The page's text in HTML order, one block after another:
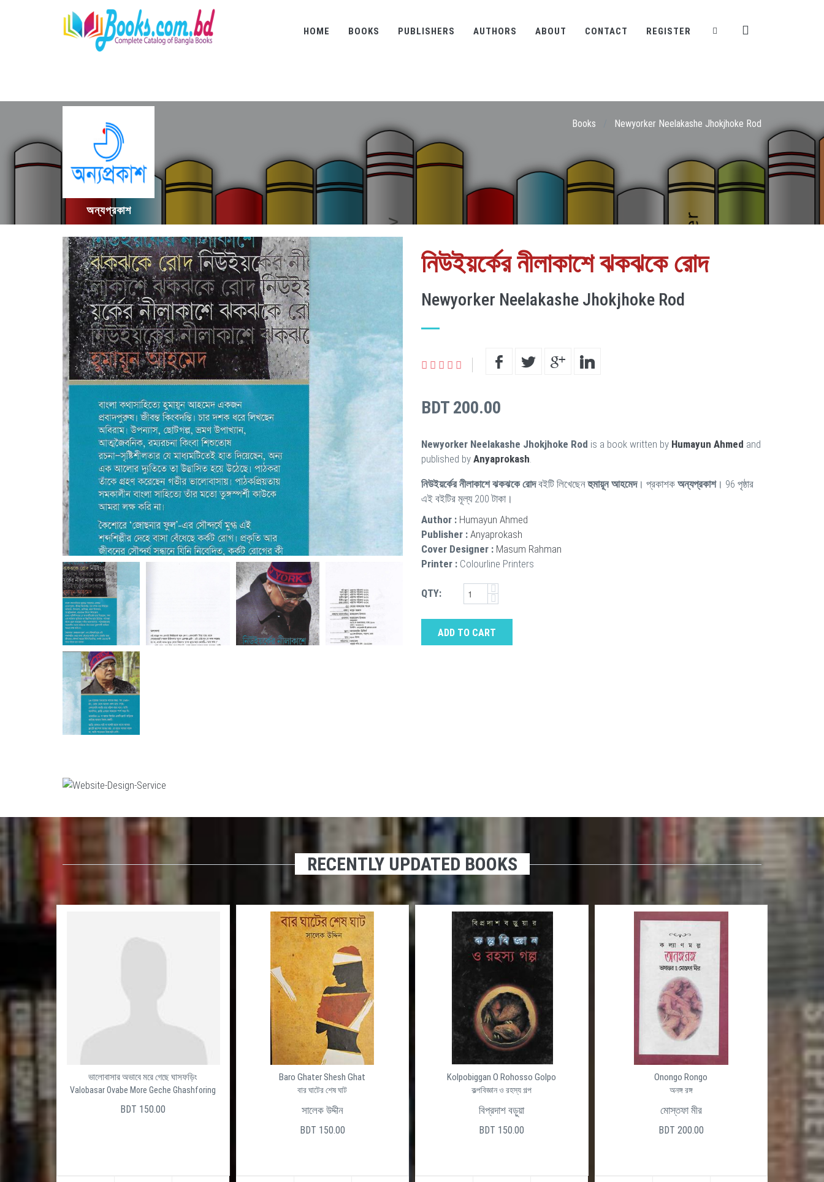
HOME BOOKS PUBLISHERS AUTHORS ABOUT CONTACT REGISTER
অন্যপ্রকাশ
Books Newyorker Neelakashe Jhokjhoke Rod
নিউইয়র্কের নীলাকাশে ঝকঝকে রোদ
Newyorker Neelakashe Jhokjhoke Rod
BDT 200.00
Newyorker Neelakashe Jhokjhoke Rod is a book written by Humayun Ahmed and
published by Anyaprokash.
নিউইয়র্কের নীলাকাশে ঝকঝকে রোদবইটি লিখেছেনহুমায়ূন আহমেদ। প্রকাশক অন্যপ্রকাশ। 96 পৃষ্ঠার
এই বইটির মূল্য 200 টাকা।
Author : Humayun Ahmed
Publisher : Anyaprokash
Cover Designer : Masum Rahman
Printer : Colourline Printers
QTY:
ADD TO CART
RECENTLY UPDATED BOOKS
ভালোবাসার অভাবে মরে গেছে ঘাসফড়িং
Valobasar Ovabe More Geche Ghashforing
BDT 150.00
Baro Ghater Shesh Ghat
বার ঘাটের শেষ ঘাট
সালেক উদ্দীন
BDT 150.00
Kolpobiggan O Rohosso Golpo
কল্পবিজ্ঞান ও রহস্য গল্প
বিপ্রদাশ বড়ুয়া
BDT 150.00
Onongo Rongo
অনঙ্গ রঙ্গ
মোস্তফা মীর
BDT 200.00